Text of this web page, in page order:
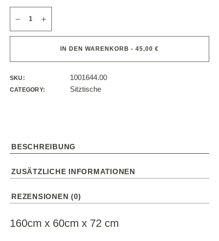
IN DEN WARENKORB - 45,00 €
SKU: 1001644.00
CATEGORY: Sitztische
BESCHREIBUNG
ZUSÄTZLICHE INFORMATIONEN
REZENSIONEN (0)
160cm x 60cm x 72 cm